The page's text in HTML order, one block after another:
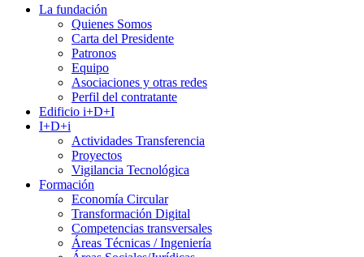
La fundación
Quienes Somos
Carta del Presidente
Patronos
Equipo
Asociaciones y otras redes
Perfil del contratante
Edificio i+D+I
I+D+i
Actividades Transferencia
Proyectos
Vigilancia Tecnológica
Formación
Economía Circular
Transformación Digital
Competencias transversales
Áreas Técnicas / Ingeniería